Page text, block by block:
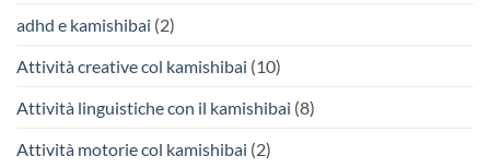
adhd e kamishibai (2)
Attività creative col kamishibai (10)
Attività linguistiche con il kamishibai (8)
Attività motorie col kamishibai (2)